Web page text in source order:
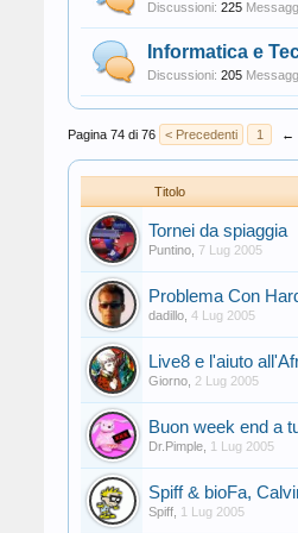
Discussioni: 225
Informatica e
Discussioni: 205
Pagina 74 di 76 < Precedenti 1 ←
Titolo
Tornei da spiaggia
Puntino 7 Lug 2005
Problema Con
dadillo 4 Lug 2005
Live8 e l'aiuto
Giorno 2 Lug 2005
Buon week end a
Dr.Pimple 1 Lug 2005
Spiff & bioFa,
Spiff 1 Lug 2005